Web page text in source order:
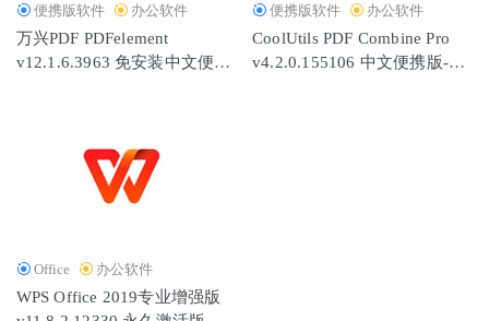
便携版软件 办公软件
万兴PDF PDFelement
v12.1.6.3963 免安装中文便携
便携版软件 办公软件
CoolUtils PDF Combine Pro
v4.2.0.155106 中文便携版-
Office 办公软件
WPS Office 2019专业增强版